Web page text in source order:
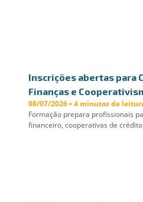
Inscrições abertas para
Finanças e
08/07/2026 • 4 minutos de
Formação prepara profissionais
financeiro, cooperativas de